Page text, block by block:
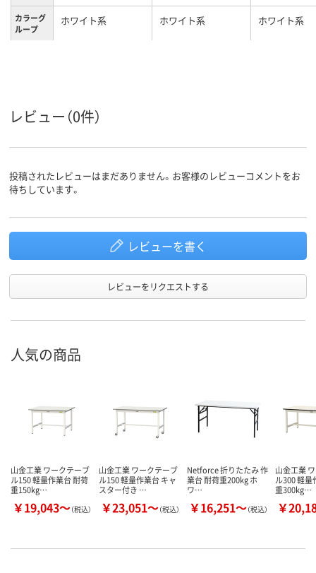
カラーグ
ループ
ホワイト系 ホワイト系 ホワイト系
レビュー（0件）
投稿されたレビューはまだありません。お客様のレビューコメントをお
待ちしています。
レビューを書く
レビューをリクエストする
人気の商品
山金工業 ワークテーブ
ル150 軽量作業台 耐荷
重150kg…
￥19,043～（税込）
山金工業 ワークテーブ
ル150 軽量作業台 キャ
スター付き …
￥23,051～（税込）
Netforce 折りたたみ 作
業台 耐荷重200kg ホ
ワ…
￥16,251～（税込）
山金工業
ル300 軽量
重300kg…
￥